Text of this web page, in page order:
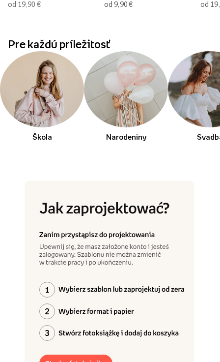
od 19,90 €
od 9,90 €
od
Pre každú príležitosť
Škola Narodeniny